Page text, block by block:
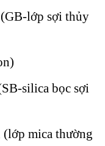
lớp sợi thủy
silica bọc sợi
(lớp mica thường